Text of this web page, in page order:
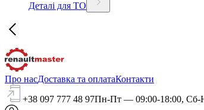
Деталі для ТО
Про насДоставка та оплатаКонтакти
+38 097 777 48 97Пн-Пт — 09:00-18:00, Сб-